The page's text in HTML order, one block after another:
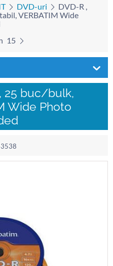
DVD-uri
DVD-R ,
VERBATIM Wide
15
25 buc/bulk,
Wide Photo